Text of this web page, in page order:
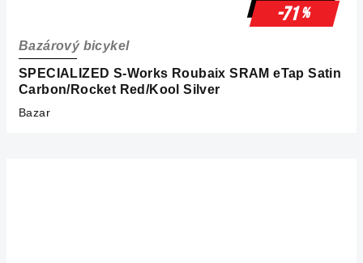
-71%
SPECIALIZED S-Works Roubaix SRAM eTap Satin
Carbon/Rocket Red/Kool Silver
Bazárový bicykel
Bazar